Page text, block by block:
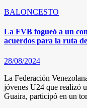
BALONCESTO
La FVB fogueó a un
acuerdos para la ruta
28/08/2024
La Federación
jóvenes U24 que realizó
Guaira, participó en un